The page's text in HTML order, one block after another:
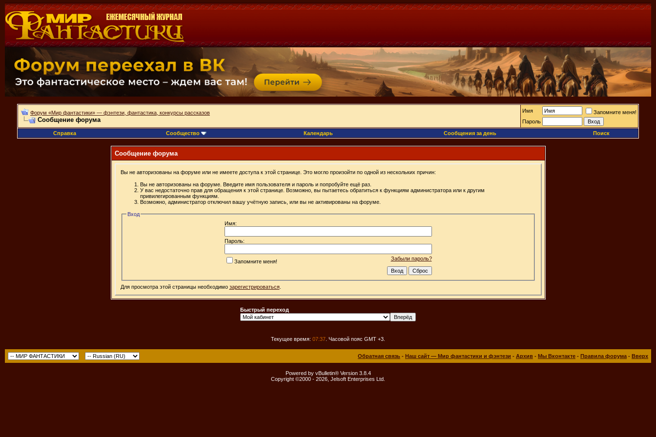
Форум «Мир фантастики» — фэнтези, фантастика, конкурсы рассказов
Сообщение форума
Имя
Запомните меня!
Пароль
Справка
Сообщество Календарь Сообщения за день Поиск
Сообщение форума
Вы не авторизованы на форуме или не имеете доступа к этой странице. Это могло произойти по одной из нескольких причин:
Вы не авторизованы на форуме. Введите имя пользователя и пароль и попробуйте ещё раз.
У вас недостаточно прав для обращения к этой странице. Возможно, вы пытаетесь обратиться к функциям администратора или к другим
привилегированным функциям.
Возможно, администратор отключил вашу учётную запись, или вы не активированы на форуме.
Вход
Имя:
Пароль:
Забыли пароль?
Запомните меня!
Для просмотра этой страницы необходимо зарегистрироваться.
Быстрый переход
Текущее время: 07:37 . Часовой пояс GMT +3.
Обратная связь - Наш сайт — Мир фантастики и фэнтези - Архив - Мы Вконтакте - Правила форума - Вверх
Powered by vBulletin® Version 3.8.4
Copyright ©2000 - 2026, Jelsoft Enterprises Ltd.